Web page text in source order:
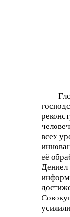
всех
её
Дениел